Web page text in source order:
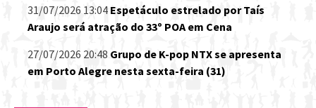
31/07/2026 13:04 Espetáculo estrelado por Taís
Araujo será atração do 33º POA em Cena
27/07/2026 20:48 Grupo de K-pop NTX se apresenta
em Porto Alegre nesta sexta-feira (31)